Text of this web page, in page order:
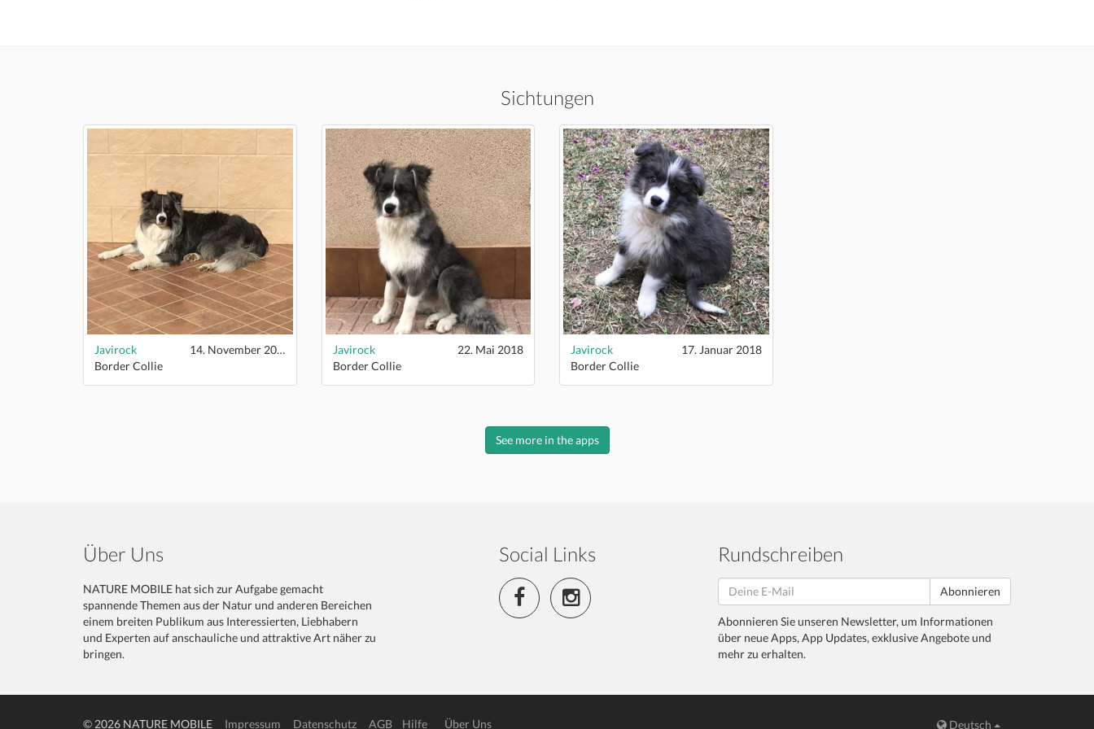
Sichtungen
Javirock
14. November 2018
Border Collie
Javirock
22. Mai 2018
Border Collie
Javirock
17. Januar 2018
Border Collie
See more in the apps
Über Uns
NATURE MOBILE hat sich zur Aufgabe gemacht
spannende Themen aus der Natur und anderen Bereichen
einem breiten Publikum aus Interessierten, Liebhabern
und Experten auf anschauliche und attraktive Art näher zu
bringen.
Social Links Rundschreiben
Abonnieren
Abonnieren Sie unseren Newsletter, um Informationen
über neue Apps, App Updates, exklusive Angebote und
mehr zu erhalten.
© 2026 NATURE MOBILE Impressum Datenschutz AGB Hilfe Über Uns Deutsch